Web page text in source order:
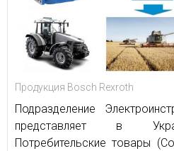
Продукция Bosch Rexroth
Подразделение
представляет в
Потребительские товары